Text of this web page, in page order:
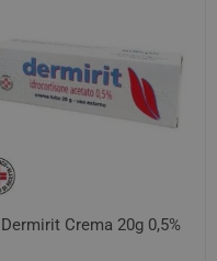
Dermirit Crema 20g 0,5%